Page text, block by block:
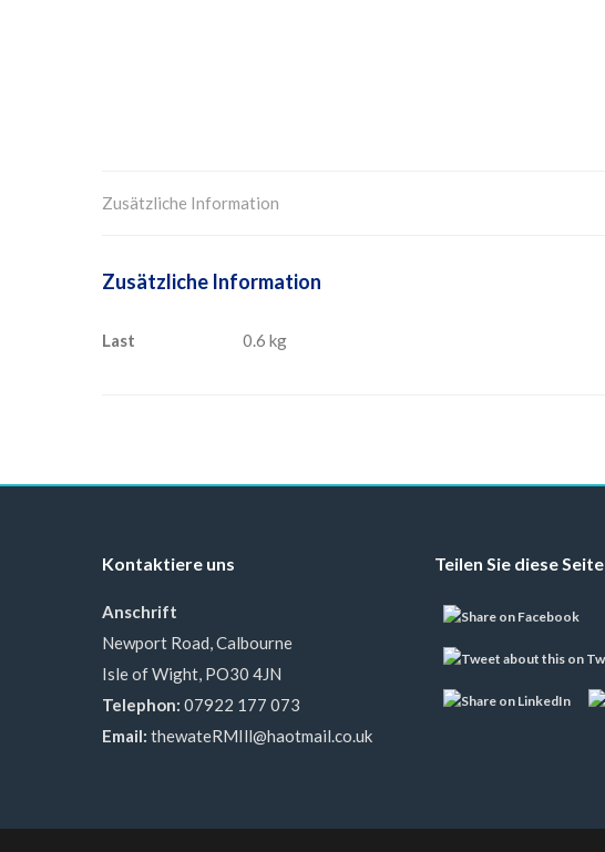
Zusätzliche Information
Zusätzliche Information
Last 0.6 kg
Kontaktiere uns
Anschrift
Newport Road, Calbourne
Isle of Wight, PO30 4JN
Telephon: 07922 177 073
Email: thewateRMIll@haotmail.co.uk
Teilen Sie diese Seite